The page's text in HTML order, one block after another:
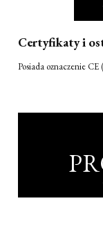
Certyfikaty i
Posiada oznaczenie CE